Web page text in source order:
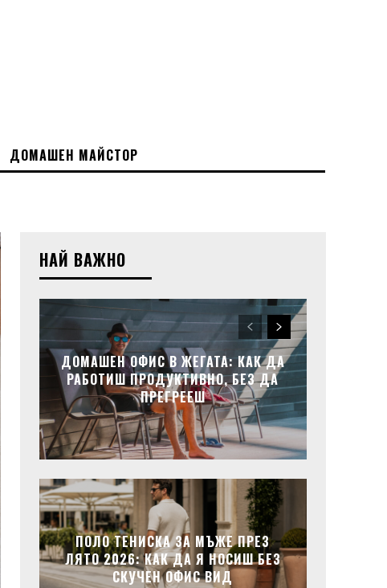
ДОМАШЕН МАЙСТОР
НАЙ ВАЖНО
ДОМАШЕН ОФИС В ЖЕГАТА: КАК ДА
РАБОТИШ ПРОДУКТИВНО, БЕЗ ДА
ПРЕГРЕЕШ
ПОЛО ТЕНИСКА ЗА МЪЖЕ ПРЕЗ
ЛЯТО 2026: КАК ДА Я НОСИШ БЕЗ
СКУЧЕН ОФИС ВИД